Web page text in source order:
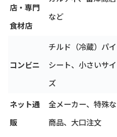
店・専門
食材店
など
コンビニ
チルド（冷蔵）パイ
シート、小さいサイ
ズ
ネット通
販
全メーカー、特殊な
商品、大口注文